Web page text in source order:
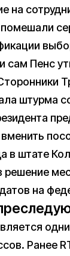
на
сам Пенс
штурма
в штате
на
Ранее